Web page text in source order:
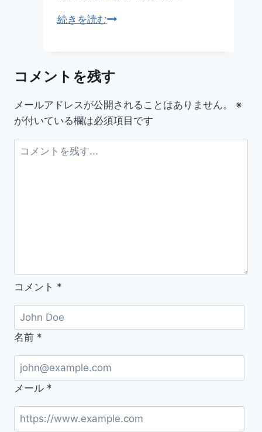
続きを読むサ
オ
フ
ィ
ス
ン
イ
ュ
ー
ル
コメントを残す
メールアドレスが公開されることはありません。
※
が付いている欄は必須項目です
コメント *
名前 *
メール *